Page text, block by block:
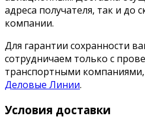
адреса получателя, так и до
компании.
Для гарантии сохранности
сотрудничаем только с
транспортными
Деловые Линии.
Условия доставки